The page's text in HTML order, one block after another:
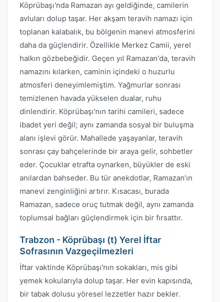
Köprübaşı'nda Ramazan ayı geldiğinde, camilerin
avluları dolup taşar. Her akşam teravih namazı için
toplanan kalabalık, bu bölgenin manevi atmosferini
daha da güçlendirir. Özellikle Merkez Camii, yerel
halkın gözbebeğidir. Geçen yıl Ramazan'da, teravih
namazını kılarken, caminin içindeki o huzurlu
atmosferi deneyimlemiştim. Yağmurlar sonrası
temizlenen havada yükselen dualar, ruhu
dinlendirir. Köprübaşı'nın tarihi camileri, sadece
ibadet yeri değil; aynı zamanda sosyal bir buluşma
alanı işlevi görür. Mahallede yaşayanlar, teravih
sonrası çay bahçelerinde bir araya gelir, sohbetler
eder. Çocuklar etrafta oynarken, büyükler de eski
anılardan bahseder. Bu tür anekdotlar, Ramazan’ın
manevi zenginliğini artırır. Kısacası, burada
Ramazan, sadece oruç tutmak değil, aynı zamanda
toplumsal bağları güçlendirmek için bir fırsattır.
Trabzon - Köprübaşı (t) Yerel İftar
Sofrasının Vazgeçilmezleri
İftar vaktinde Köprübaşı'nın sokakları, mis gibi
yemek kokularıyla dolup taşar. Her evin kapısında,
bir tabak dolusu yöresel lezzetler hazır bekler.